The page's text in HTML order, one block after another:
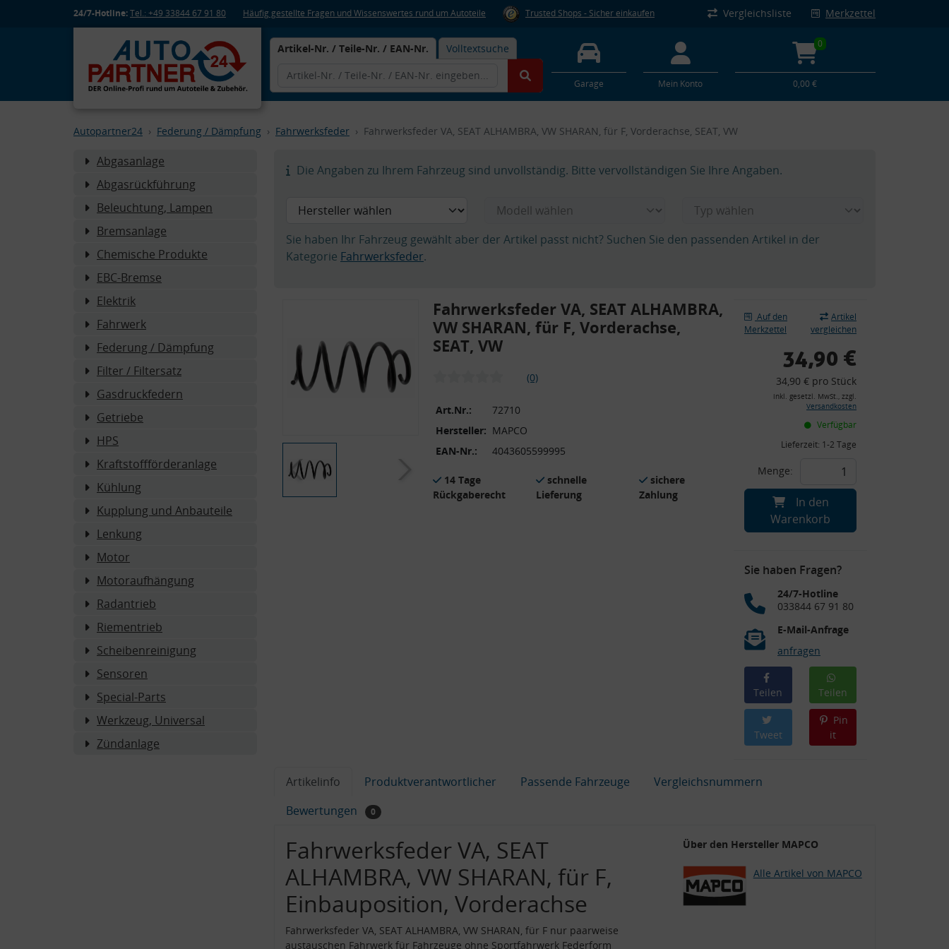
24/7-Hotline:Tel.: +49 33844 67 91 80 Häufig gestellte Fragen und Wissenswertes rund um Autoteile Trusted Shops - Sicher einkaufen Vergleichsliste Merkzettel
Artikel-Nr. / Teile-Nr. / EAN-Nr. Volltextsuche
Garage Mein Konto
0
0,00 €
Autopartner24 Federung / Dämpfung Fahrwerksfeder Fahrwerksfeder VA, SEAT ALHAMBRA, VW SHARAN, für F, Vorderachse, SEAT, VW
Abgasanlage
Abgasrückführung
Beleuchtung, Lampen
Bremsanlage
Chemische Produkte
EBC-Bremse
Elektrik
Fahrwerk
Federung / Dämpfung
Filter / Filtersatz
Gasdruckfedern
Getriebe
HPS
Kraftstoffförderanlage
Kühlung
Kupplung und Anbauteile
Lenkung
Motor
Motoraufhängung
Radantrieb
Riementrieb
Scheibenreinigung
Sensoren
Special-Parts
Werkzeug, Universal
Zündanlage
Die Angaben zu Ihrem Fahrzeug sind unvollständig. Bitte vervollständigen Sie Ihre Angaben.
Sie haben Ihr Fahrzeug gewählt aber der Artikel passt nicht? Suchen Sie den passenden Artikel in der
Kategorie Fahrwerksfeder.
Fahrwerksfeder VA, SEAT ALHAMBRA,
VW SHARAN, für F, Vorderachse,
SEAT, VW
(0)
Art.Nr.:
72710
Hersteller: MAPCO
EAN-Nr.:
4043605599995
14 Tage
Rückgaberecht
schnelle
Lieferung
sichere
Zahlung
Auf den
Merkzettel
Artikel
vergleichen
34,90 €
34,90 € pro Stück
inkl. gesetzl. MwSt., zzgl.
Versandkosten
Verfügbar
Lieferzeit: 1-2 Tage
Menge:
In den
Warenkorb
Sie haben Fragen?
24/7-Hotline
033844 67 91 80
E-Mail-Anfrage
anfragen
Teilen Teilen
Tweet
Pin
it
Artikelinfo Produktverantwortlicher Passende Fahrzeuge
Vergleichsnummern
Bewertungen
0
Fahrwerksfeder VA, SEAT
ALHAMBRA, VW SHARAN, für F,
Einbauposition, Vorderachse
Fahrwerksfeder VA, SEAT ALHAMBRA, VW SHARAN, für F nur paarweise
austauschen Fahrwerk für Fahrzeuge ohne Sportfahrwerk Federform
Über den Hersteller MAPCO
Alle Artikel von MAPCO